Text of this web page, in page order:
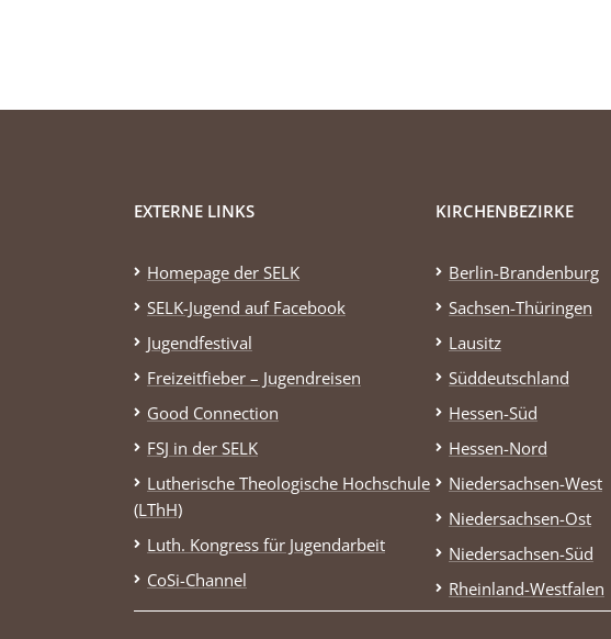
EXTERNE LINKS
Homepage der SELK
SELK-Jugend auf Facebook
Jugendfestival
Freizeitfieber – Jugendreisen
Good Connection
FSJ in der SELK
Lutherische Theologische Hochschule
(LThH)
Luth. Kongress für Jugendarbeit
CoSi-Channel
KIRCHENBEZIRKE
Berlin-Brandenburg
Sachsen-Thüringen
Lausitz
Süddeutschland
Hessen-Süd
Hessen-Nord
Niedersachsen-West
Niedersachsen-Ost
Niedersachsen-Süd
Rheinland-Westfalen